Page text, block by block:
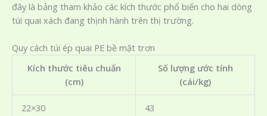
đây là bảng tham khảo các kích thước phổ biến cho hai dòng
túi quai xách đang thịnh hành trên thị trường.
Quy cách túi ép quai PE bề mặt trơn
Kích thước tiêu chuẩn
(cm)
Số lượng ước tính
(cái/kg)
22×30 43